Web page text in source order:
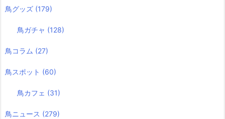
鳥グッズ (179)
鳥ガチャ (128)
鳥コラム (27)
鳥スポット (60)
鳥カフェ (31)
鳥ニュース (279)